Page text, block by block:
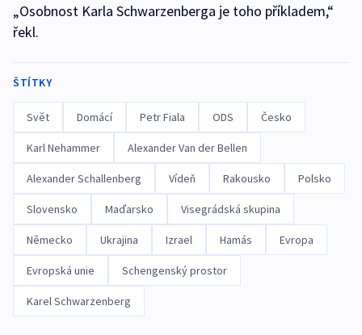
„Osobnost Karla Schwarzenberga je toho příkladem,“
řekl.
ŠTÍTKY
Svět Domácí Petr Fiala ODS Česko
Karl Nehammer Alexander Van der Bellen
Alexander Schallenberg Vídeň Rakousko Polsko
Slovensko Maďarsko Visegrádská skupina
Německo Ukrajina Izrael Hamás Evropa
Evropská unie Schengenský prostor
Karel Schwarzenberg